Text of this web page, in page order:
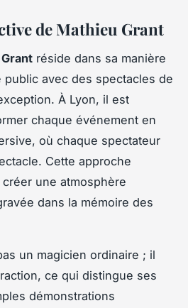
de Mathieu Grant
réside dans sa manière
avec des spectacles de
À Lyon, il est
chaque événement en
où chaque spectateur
Cette approche
une atmosphère
dans la mémoire des
un magicien ordinaire ; il
ce qui distingue ses
démonstrations